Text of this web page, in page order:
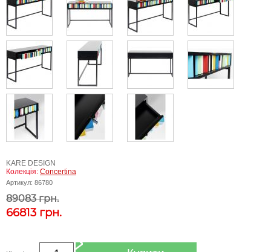
KARE DESIGN
Колекція: Concertina
Артикул: 86780
89083 грн.
66813 грн.